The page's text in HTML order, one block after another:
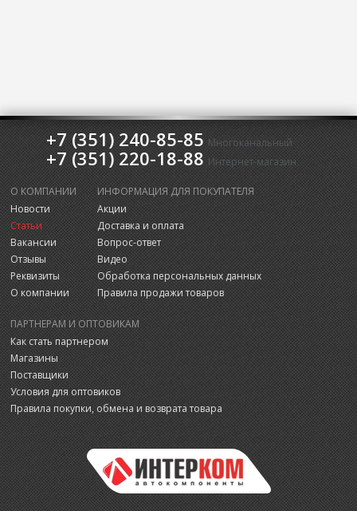
+7 (351) 240-85-85 Многоканальный
+7 (351) 220-18-88 Интернет-магазин
О КОМПАНИИ
Новости
Статьи
Вакансии
Отзывы
Реквизиты
О компании
ИНФОРМАЦИЯ ДЛЯ ПОКУПАТЕЛЯ
Акции
Доставка и оплата
Вопрос-ответ
Видео
Обработка персональных данных
Правила продажи товаров
ПАРТНЕРАМ И ОПТОВИКАМ
Как стать партнером
Магазины
Поставщики
Условия для оптовиков
Правила покупки, обмена и возврата товара